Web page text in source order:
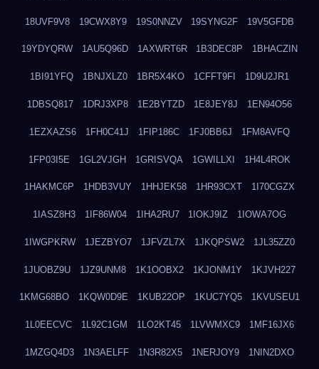
18UVF9V8 19CWX8Y9 19S0NNZV 19SYNG2F 19V5GFDB
19YDYQRW 1AU5Q96D 1AXWRT6R 1B3DEC8P 1BHACZIN
1BI91YFQ 1BNJXLZ0 1BR5X4KO 1CFFT9FI 1D9U2JR1
1DBSQ817 1DRJ3XP8 1E2BYTZD 1E8JEY8J 1EN94O56
1EZXAZS6 1FH0C41J 1FIP186C 1FJ0BB6J 1FM8AVFQ
1FP03I5E 1GL2VJGH 1GRISVQA 1GWILLXI 1H4L4ROK
1HAKMC6P 1HDB3VUY 1HHJEK58 1HR93CXT 1I70CGZX
1IASZ8H3 1IF86W04 1IHA2RU7 1IOKJ9IZ 1IOWA7OG
1IWGPKRW 1JEZBYO7 1JFVZL7X 1JKQPSW2 1JL35ZZ0
1JUOBZ9U 1JZ9UNM8 1K1OOBX2 1KJONM1Y 1KJVH227
1KMG68BO 1KQW0D9E 1KUB22OP 1KUC7YQ5 1KVUSEU1
1L0EECVC 1L92C1GM 1LO2KT45 1LVWMXC9 1MF16JX6
1MZGQ4D3 1N3AELFF 1N3R82X5 1NERJOY9 1NIN2DXO